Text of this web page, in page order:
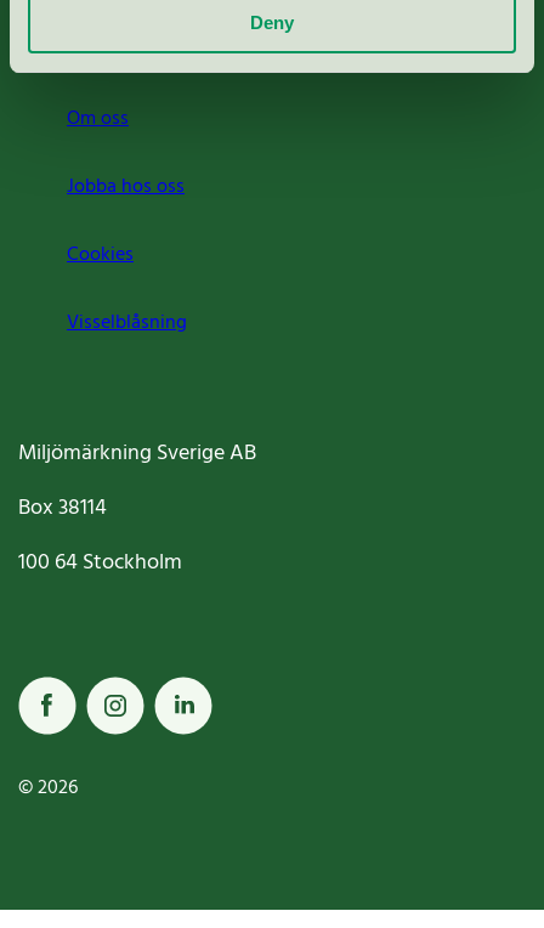
Deny
Press
Om oss
Jobba hos oss
Cookies
Visselblåsning
Miljömärkning Sverige AB
Box38114
100 64Stockholm
© 2026